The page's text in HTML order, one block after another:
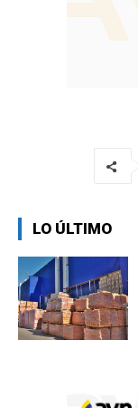
LO ÚLTIMO